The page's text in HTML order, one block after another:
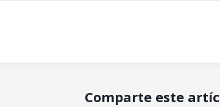
Comparte este